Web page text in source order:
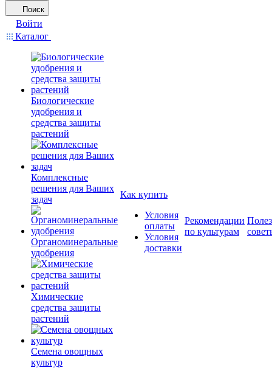
Поиск
Войти
Каталог
Биологические
удобрения и
средства защиты
растений
Комплексные
решения для Ваших
задач
Органоминеральные
удобрения
Химические
средства защиты
растений
Семена овощных
культур
Как купить
Условия
оплаты
Условия
доставки
Рекомендации
по культурам